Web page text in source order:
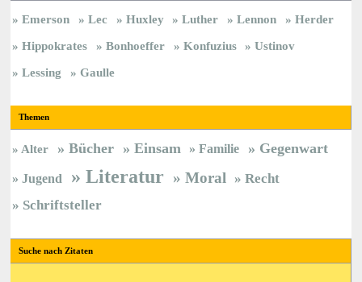
Emerson Lec Huxley Luther Lennon
Herder
Hippokrates
Bonhoeffer Konfuzius
Ustinov
Lessing
Gaulle
Themen
Alter Bücher Einsam Familie Gegenwart
Jugend Literatur Moral
Recht
Schriftsteller
Suche nach Zitaten